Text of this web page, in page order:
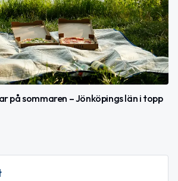
på sommaren – Jönköpings län i topp